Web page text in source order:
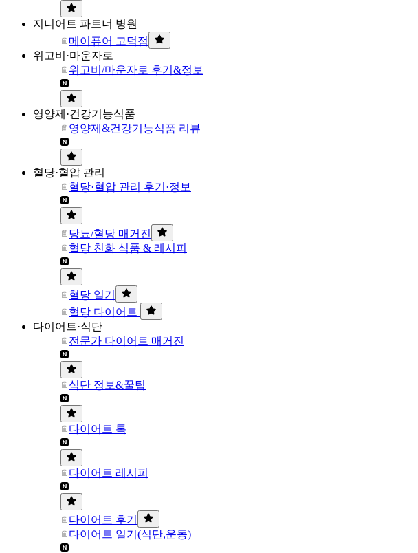
지니어트 파트너 병원
메이퓨어 고덕점
위고비·마운자로
위고비/마운자로 후기&정보
영양제·건강기능식품
영양제&건강기능식품 리뷰
혈당·혈압 관리
혈당·혈압 관리 후기·정보
당뇨/혈당 매거진
혈당 친화 식품 & 레시피
혈당 일기
혈당 다이어트
다이어트·식단
전문가 다이어트 매거진
식단 정보&꿀팁
다이어트 톡
다이어트 레시피
다이어트 후기
다이어트 일기(식단,운동)